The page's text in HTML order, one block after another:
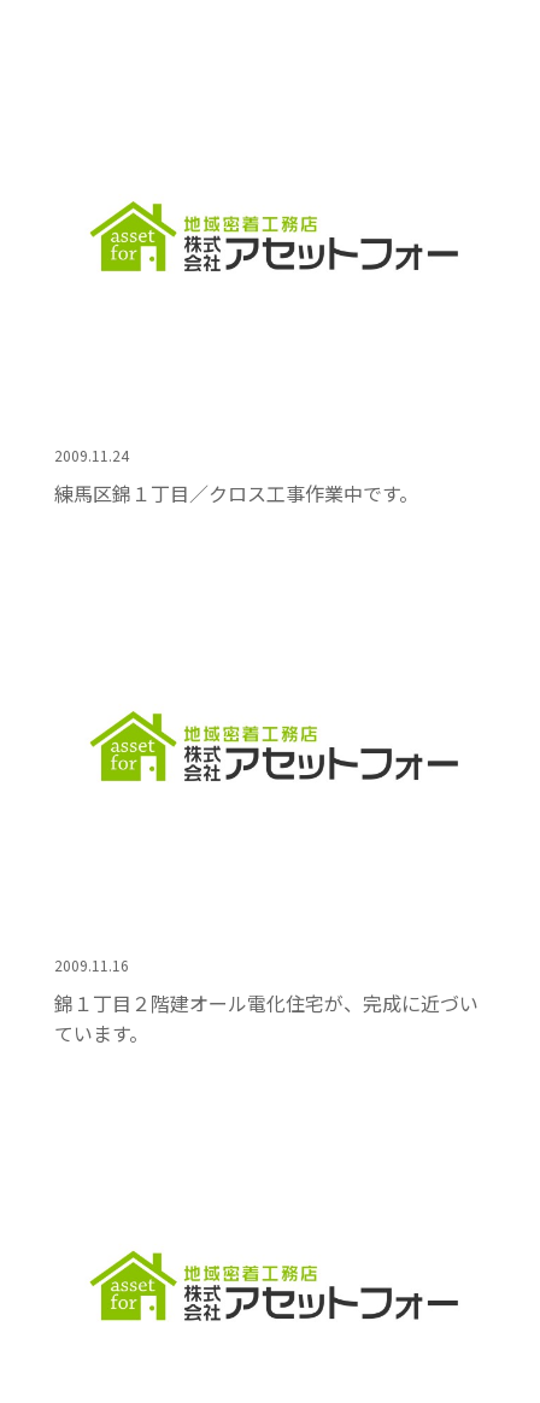
2009.11.24
練馬区錦１丁目／クロス工事作業中です。
2009.11.16
錦１丁目２階建オール電化住宅が、完成に近づい
ています。